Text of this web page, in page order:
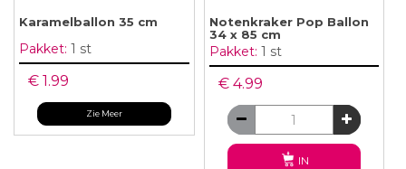
Karamelballon 35 cm
Pakket: 1 st
€ 1.99
Zie Meer
Notenkraker Pop Ballon
34 x 85 cm
Pakket: 1 st
€ 4.99
IN